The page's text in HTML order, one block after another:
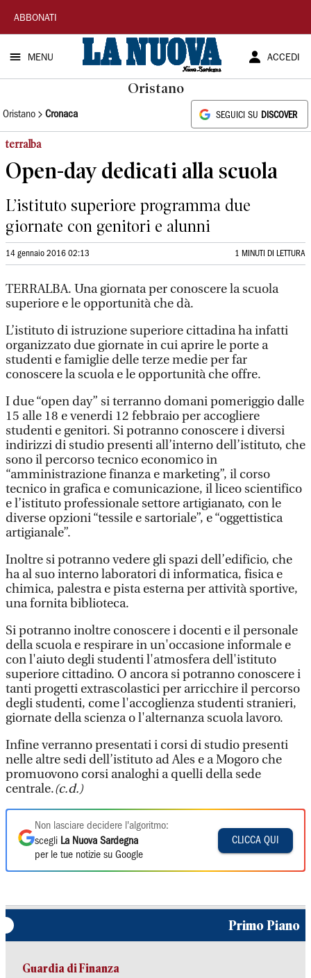
La
Nuova
Sardegna
ABBONATI
MENU ACCEDI
Oristano
Oristano Cronaca SEGUICI SU DISCOVER
terralba
Open-day dedicati alla scuola
L’istituto superiore programma due
giornate con genitori e alunni
14 gennaio 2016 02:13 1 MINUTI DI LETTURA
TERRALBA. Una giornata per conoscere la scuola
superiore e le opportunità che dà.
L’istituto di istruzione superiore cittadina ha infatti
organizzato due giornate in cui aprire le porte a
studenti e famiglie delle terze medie per far
conoscere la scuola e le opportunità che offre.
I due “open day” si terranno domani pomeriggio dalle
15 alle 18 e venerdi 12 febbraio per accogliere
studenti e genitori. Si potranno conoscere i diversi
indirizzi di studio presenti all’interno dell’istituto, che
sono il percorso tecnico economico in
“amministrazione finanza e marketing”, il corso
tecnico in grafica e comunicazione, il liceo scientifico
e l’istituto professionale settore artigianato, con le
diverse opzioni “tessile e sartoriale”, e “oggettistica
artigianale”.
Inoltre si potranno vedere gli spazi dell’edificio, che
ha al suo interno laboratori di informatica, fisica e
chimica, palestra e pista esterna per attività sportive,
una fornita biblioteca.
Si potranno inoltre conoscere i docenti e il personale
della scuola e respirare in un'occasione informale e
con l'aiuto degli studenti l'atmosfera dell'istituto
superiore cittadino. O ancora si potranno conoscere i
tanti progetti extrascolastici per arricchire il percorso
degli studenti, come l'accoglienza studenti stranieri,
giornate della scienza o l'alternanza scuola lavoro.
Infine verranno presentati i corsi di studio presenti
nelle altre sedi dell’istituto ad Ales e a Mogoro che
promuovono corsi analoghi a quelli della sede
centrale.(c.d.)
Non lasciare decidere l'algoritmo:
scegli La Nuova Sardegna
per le tue notizie su Google
CLICCA QUI
Primo Piano
Guardia di Finanza